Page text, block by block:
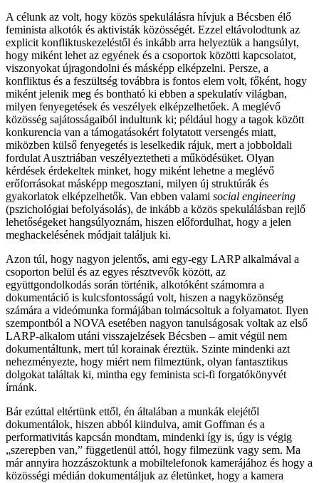
A célunk az volt, hogy közös spekulálásra hívjuk a Bécsben élő
feminista alkotók és aktivisták közösségét. Ezzel eltávolodtunk az
explicit konfliktuskezeléstől és inkább arra helyeztük a hangsúlyt,
hogy miként lehet az egyének és a csoportok közötti kapcsolatot,
viszonyokat újragondolni és másképp elképzelni. Persze, a
konfliktus és a feszültség továbbra is fontos elem volt, főként, hogy
miként jelenik meg és bontható ki ebben a spekulatív világban,
milyen fenyegetések és veszélyek elképzelhetőek. A meglévő
közösség sajátosságaiból indultunk ki; például hogy a tagok között
konkurencia van a támogatásokért folytatott versengés miatt,
miközben külső fenyegetés is leselkedik rájuk, mert a jobboldali
fordulat Ausztriában veszélyeztetheti a működésüket. Olyan
kérdések érdekeltek minket, hogy miként lehetne a meglévő
erőforrásokat másképp megosztani, milyen új struktúrák és
gyakorlatok elképzelhetők. Van ebben valami social engineering
(pszichológiai befolyásolás), de inkább a közös spekulálásban rejlő
lehetőségeket hangsúlyoznám, hiszen előfordulhat, hogy a jelen
meghackelésének módjait találjuk ki.
Azon túl, hogy nagyon jelentős, ami egy-egy LARP alkalmával a
csoporton belül és az egyes résztvevők között, az
együttgondolkodás során történik, alkotóként számomra a
dokumentáció is kulcsfontosságú volt, hiszen a nagyközönség
számára a videómunka formájában tolmácsoltuk a folyamatot. Ilyen
szempontból a NOVA esetében nagyon tanulságosak voltak az első
LARP-alkalom utáni visszajelzések Bécsben – amit végül nem
dokumentáltunk, mert túl korainak éreztük. Szinte mindenki azt
nehezményezte, hogy miért nem filmeztünk, olyan fantasztikus
dolgokat találtak ki, mintha egy feminista sci-fi forgatókönyvét
írnánk.
Bár ezúttal eltértünk ettől, én általában a munkák elejétől
dokumentálok, hiszen abból kiindulva, amit Goffman és a
performativitás kapcsán mondtam, mindenki így is, úgy is végig
„szerepben van,” függetlenül attól, hogy filmezünk vagy sem. Ma
már annyira hozzászoktunk a mobiltelefonok kamerájához és hogy a
közösségi médián dokumentáljuk az életünket, hogy a kamera